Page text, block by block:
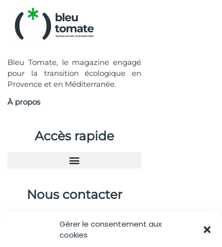
Gérer le consentement aux
cookies
Bleu Tomate, le magazine engagé
pour la transition écologique en
Provence et en Méditerranée.
À propos
Accès rapide
Nous contacter
contactBT@bleu-tomate.fr